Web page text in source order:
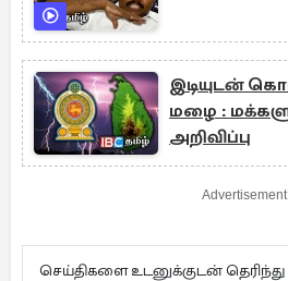
இடியுடன்
மழை :
அறிவிப்பு
Advertisement
செய்திகளை உடனுக்குடன்